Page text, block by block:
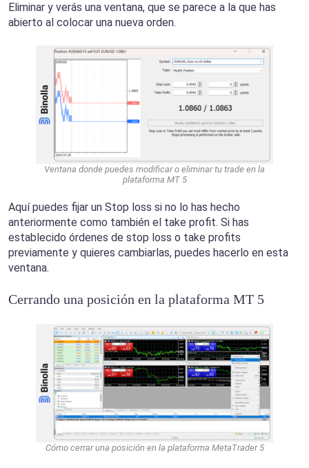
Eliminar y verás una ventana, que se parece a la que has
abierto al colocar una nueva orden.
Ventana donde puedes modificar o eliminar tu trade en la
plataforma MT 5
Aquí puedes fijar un Stop loss si no lo has hecho
anteriormente como también el take profit. Si has
establecido órdenes de stop loss o take profits
previamente y quieres cambiarlas, puedes hacerlo en esta
ventana.
Cerrando una posición en la plataforma MT 5
Cómo cerrar una posición en la plataforma MetaTrader 5